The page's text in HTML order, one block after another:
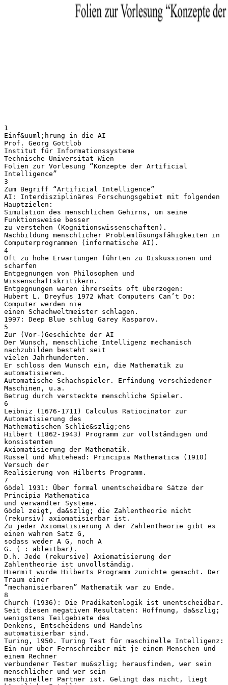
1
Einf&uuml;hrung in die AI
Prof. Georg Gottlob
Institut für Informationssysteme
Technische Universität Wien
Folien zur Vorlesung “Konzepte der Artificial
Intelligence”
3
Zum Begriff “Artificial Intelligence”
AI: Interdisziplinäres Forschungsgebiet mit folgenden
Hauptzielen:
Simulation des menschlichen Gehirns, um seine
Funktionsweise besser
zu verstehen (Kognitionswissenschaften).
Nachbildung menschlicher Problemlösungsfähigkeiten in
Computerprogrammen (informatische AI).
4
Oft zu hohe Erwartungen führten zu Diskussionen und
scharfen
Entgegnungen von Philosophen und
Wissenschaftskritikern.
Entgegnungen waren ihrerseits oft überzogen:
Hubert L. Dreyfus 1972 What Computers Can’t Do:
Computer werden nie
einen Schachweltmeister schlagen.
1997: Deep Blue schlug Garey Kasparov.
5
Zur (Vor-)Geschichte der AI
Der Wunsch, menschliche Intelligenz mechanisch
nachzubilden besteht seit
vielen Jahrhunderten.
Er schloss den Wunsch ein, die Mathematik zu
automatisieren.
Automatische Schachspieler. Erfindung verschiedener
Maschinen, u.a.
Betrug durch versteckte menschliche Spieler.
6
Leibniz (1676-1711) Calculus Ratiocinator zur
Automatisierung des
Mathematischen Schlie&szlig;ens
Hilbert (1862-1943) Programm zur vollständigen und
konsistenten
Axiomatisierung der Mathematik.
Russel und Whitehead: Principia Mathematica (1910)
Versuch der
Realisierung von Hilberts Programm.
7
Gödel 1931: Über formal unentscheidbare Sätze der
Principia Mathematica
und verwandter Systeme.
Gödel zeigt, da&szlig; die Zahlentheorie nicht
(rekursiv) axiomatisierbar ist.
Zu jeder Axiomatisierung A der Zahlentheorie gibt es
einen wahren Satz G,
sodass weder A G, noch A
G. ( : ableitbar).
D.h. Jede (rekursive) Axiomatisierung der
Zahlentheorie ist unvollständig.
Hiermit wurde Hilberts Programm zunichte gemacht. Der
Traum einer
“mechanisierbaren” Mathematik war zu Ende.
8
Church (1936): Die Prädikatenlogik ist unentscheidbar.
Seit diesen negativen Resultaten: Hoffnung, da&szlig;
wenigstens Teilgebiete des
Denkens, Entscheidens und Handelns
automatisierbar sind.
Turing, 1950. Turing Test für maschinelle Intelligenz:
Ein nur über Fernschreiber mit je einem Menschen und
einem Rechner
verbundener Tester mu&szlig; herausfinden, wer sein
menschlicher und wer sein
maschineller Partner ist. Gelingt das nicht, liegt